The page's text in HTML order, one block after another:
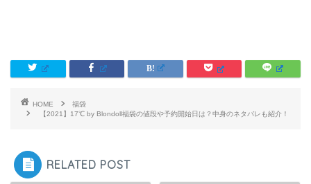
HOME
福袋
【2021】17℃ by Blondoll福袋の値段や予約開始日は？中身のネタバレも紹介！
RELATED POST